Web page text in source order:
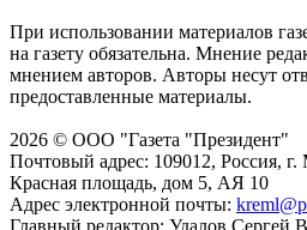
При использовании материалов
на газету обязательна. Мнение
мнением авторов. Авторы несут
предоставленные материалы.
2026 © ООО "Газета "Президент"
Почтовый адрес: 109012, Россия, г.
Красная площадь, дом 5, АЯ 10
Адрес электронной почты:
Главный редактор: Удалов Сергей